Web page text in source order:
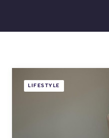
LIFESTYLE